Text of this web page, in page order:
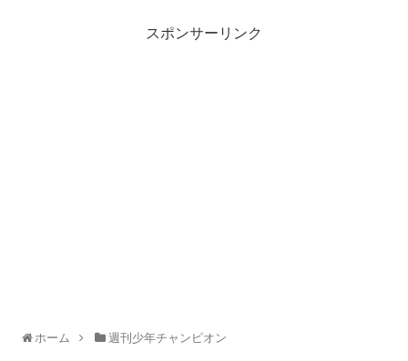
スポンサーリンク
ホーム 週刊少年チャンピオン